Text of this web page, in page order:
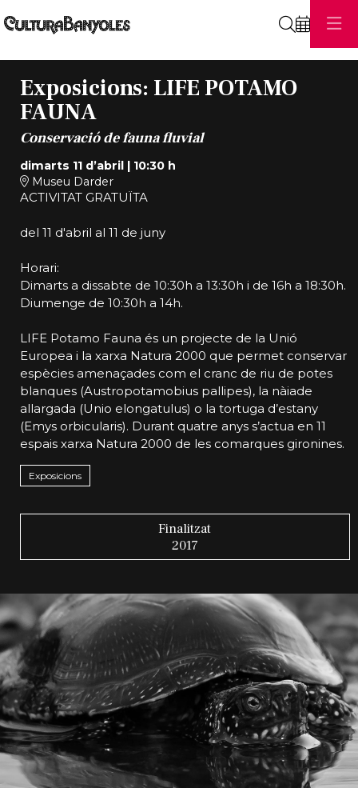
Exposicions: LIFE POTAMO
FAUNA
Conservació de fauna fluvial
dimarts 11 d’abril| 10:30 h
Museu Darder
ACTIVITAT GRATUÏTA
del 11 d'abril al 11 de juny
Horari:
Dimarts a dissabte de 10:30h a 13:30h i de 16h a 18:30h.
Diumenge de 10:30h a 14h.
LIFE Potamo Fauna és un projecte de la Unió
Europea i la xarxa Natura 2000 que permet conservar
espècies amenaçades com el cranc de riu de potes
blanques (Austropotamobius pallipes), la nàiade
allargada (Unio elongatulus) o la tortuga d’estany
(Emys orbicularis). Durant quatre anys s’actua en 11
espais xarxa Natura 2000 de les comarques gironines.
Exposicions
Finalitzat
2017